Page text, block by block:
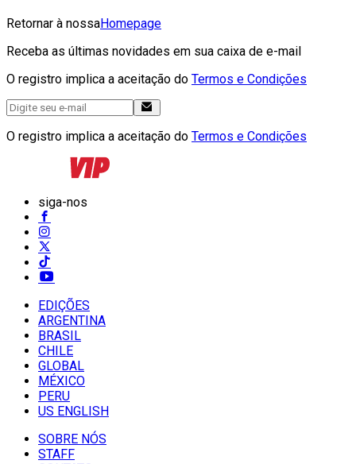
Retornar à nossaHomepage
Receba as últimas novidades em sua caixa de e-mail
O registro implica a aceitação do Termos e Condições
O registro implica a aceitação do Termos e Condições
siga-nos
EDIÇÕES
ARGENTINA
BRASIL
CHILE
GLOBAL
MÉXICO
PERU
US ENGLISH
SOBRE NÓS
STAFF